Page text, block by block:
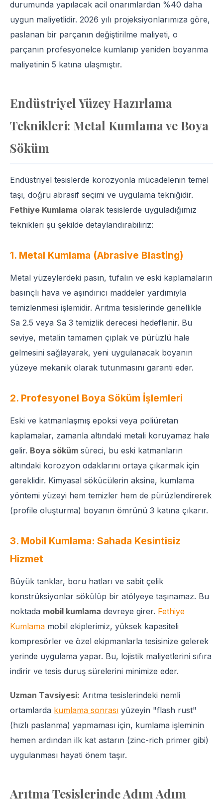
durumunda yapılacak acil onarımlardan %40 daha
uygun maliyetlidir. 2026 yılı projeksiyonlarımıza göre,
paslanan bir parçanın değiştirilme maliyeti, o
parçanın profesyonelce kumlanıp yeniden boyanma
maliyetinin 5 katına ulaşmıştır.
Endüstriyel Yüzey Hazırlama
Teknikleri: Metal Kumlama ve Boya
Söküm
Endüstriyel tesislerde korozyonla mücadelenin temel
taşı, doğru abrasif seçimi ve uygulama tekniğidir.
Fethiye Kumlama olarak tesislerde uyguladığımız
teknikleri şu şekilde detaylandırabiliriz:
1. Metal Kumlama (Abrasive Blasting)
Metal yüzeylerdeki pasın, tufalın ve eski kaplamaların
basınçlı hava ve aşındırıcı maddeler yardımıyla
temizlenmesi işlemidir. Arıtma tesislerinde genellikle
Sa 2.5 veya Sa 3 temizlik derecesi hedeflenir. Bu
seviye, metalin tamamen çıplak ve pürüzlü hale
gelmesini sağlayarak, yeni uygulanacak boyanın
yüzeye mekanik olarak tutunmasını garanti eder.
2. Profesyonel Boya Söküm İşlemleri
Eski ve katmanlaşmış epoksi veya poliüretan
kaplamalar, zamanla altındaki metali koruyamaz hale
gelir. Boya söküm süreci, bu eski katmanların
altındaki korozyon odaklarını ortaya çıkarmak için
gereklidir. Kimyasal sökücülerin aksine, kumlama
yöntemi yüzeyi hem temizler hem de pürüzlendirerek
(profile oluşturma) boyanın ömrünü 3 katına çıkarır.
3. Mobil Kumlama: Sahada Kesintisiz
Hizmet
Büyük tanklar, boru hatları ve sabit çelik
konstrüksiyonlar sökülüp bir atölyeye taşınamaz. Bu
noktada mobil kumlama devreye girer. Fethiye
Kumlama mobil ekiplerimiz, yüksek kapasiteli
kompresörler ve özel ekipmanlarla tesisinize gelerek
yerinde uygulama yapar. Bu, lojistik maliyetlerini sıfıra
indirir ve tesis duruş sürelerini minimize eder.
Uzman Tavsiyesi: Arıtma tesislerindeki nemli
ortamlarda kumlama sonrası yüzeyin "flash rust"
(hızlı paslanma) yapmaması için, kumlama işleminin
hemen ardından ilk kat astarın (zinc-rich primer gibi)
uygulanması hayati önem taşır.
Arıtma Tesislerinde Adım Adım